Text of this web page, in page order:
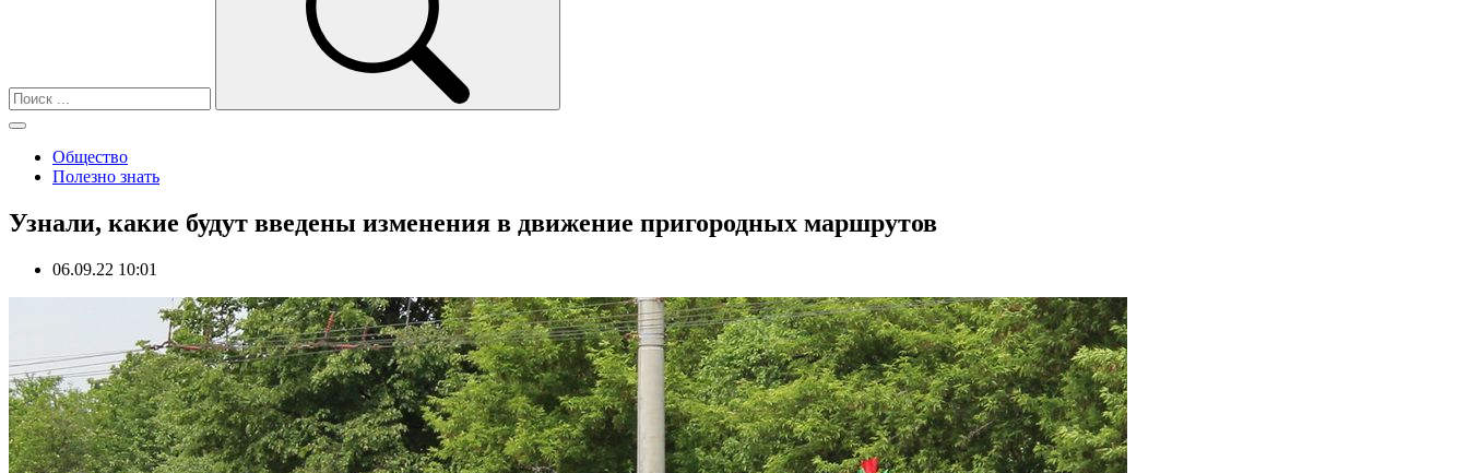
Общество
Полезно знать
Узнали, какие будут введены изменения в движение пригородных маршрутов
06.09.22 10:01